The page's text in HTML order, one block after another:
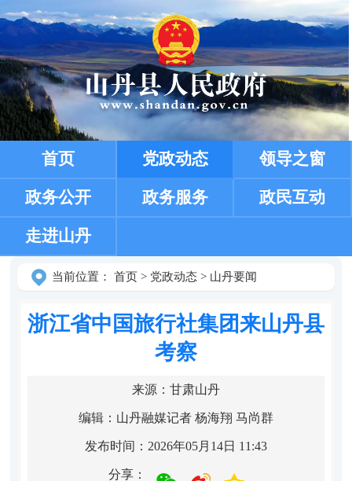
首页 党政动态 领导之窗
政务公开 政务服务 政民互动
走进山丹
当前位置： 首页> 党政动态> 山丹要闻
浙江省中国旅行社集团来山丹县
考察
来源：甘肃山丹
编辑：山丹融媒记者 杨海翔 马尚群
发布时间：2026年05月14日 11:43
分享：